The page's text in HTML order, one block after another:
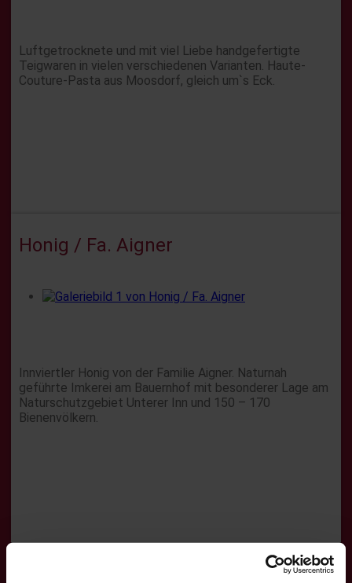
Luftgetrocknete und mit viel Liebe handgefertigte
Teigwaren in vielen verschiedenen Varianten. Haute-
Couture-Pasta aus Moosdorf, gleich um`s Eck.
Honig / Fa. Aigner
Innviertler Honig von der Familie Aigner. Naturnah
geführte Imkerei am Bauernhof mit besonderer Lage am
Naturschutzgebiet Unterer Inn und 150 – 170
Bienenvölkern.